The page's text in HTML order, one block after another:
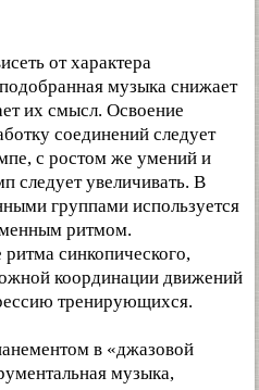
от характера
музыка снижает
их смысл. Освоение
соединений следует
с ростом же умений и
следует увеличивать. В
группами используется
ритмом.
синкопического,
координации движений
тренирующихся.
в «джазовой
музыка,